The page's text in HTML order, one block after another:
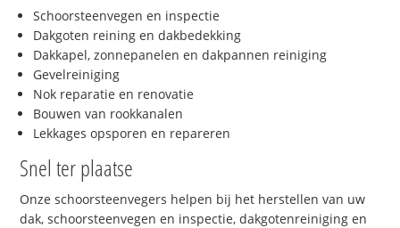
Schoorsteenvegen en inspectie
Dakgoten reining en dakbedekking
Dakkapel, zonnepanelen en dakpannen reiniging
Gevelreiniging
Nok reparatie en renovatie
Bouwen van rookkanalen
Lekkages opsporen en repareren
Snel ter plaatse
Onze schoorsteenvegers helpen bij het herstellen van uw
dak, schoorsteenvegen en inspectie, dakgotenreiniging en